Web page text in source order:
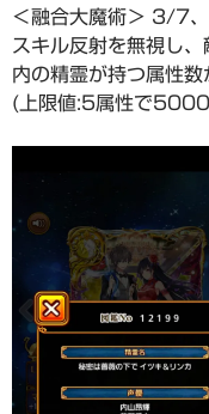
＜融合大魔術＞ 3/7
スキル反射を無視し
内の精霊が持つ属性
(上限値:5属性で